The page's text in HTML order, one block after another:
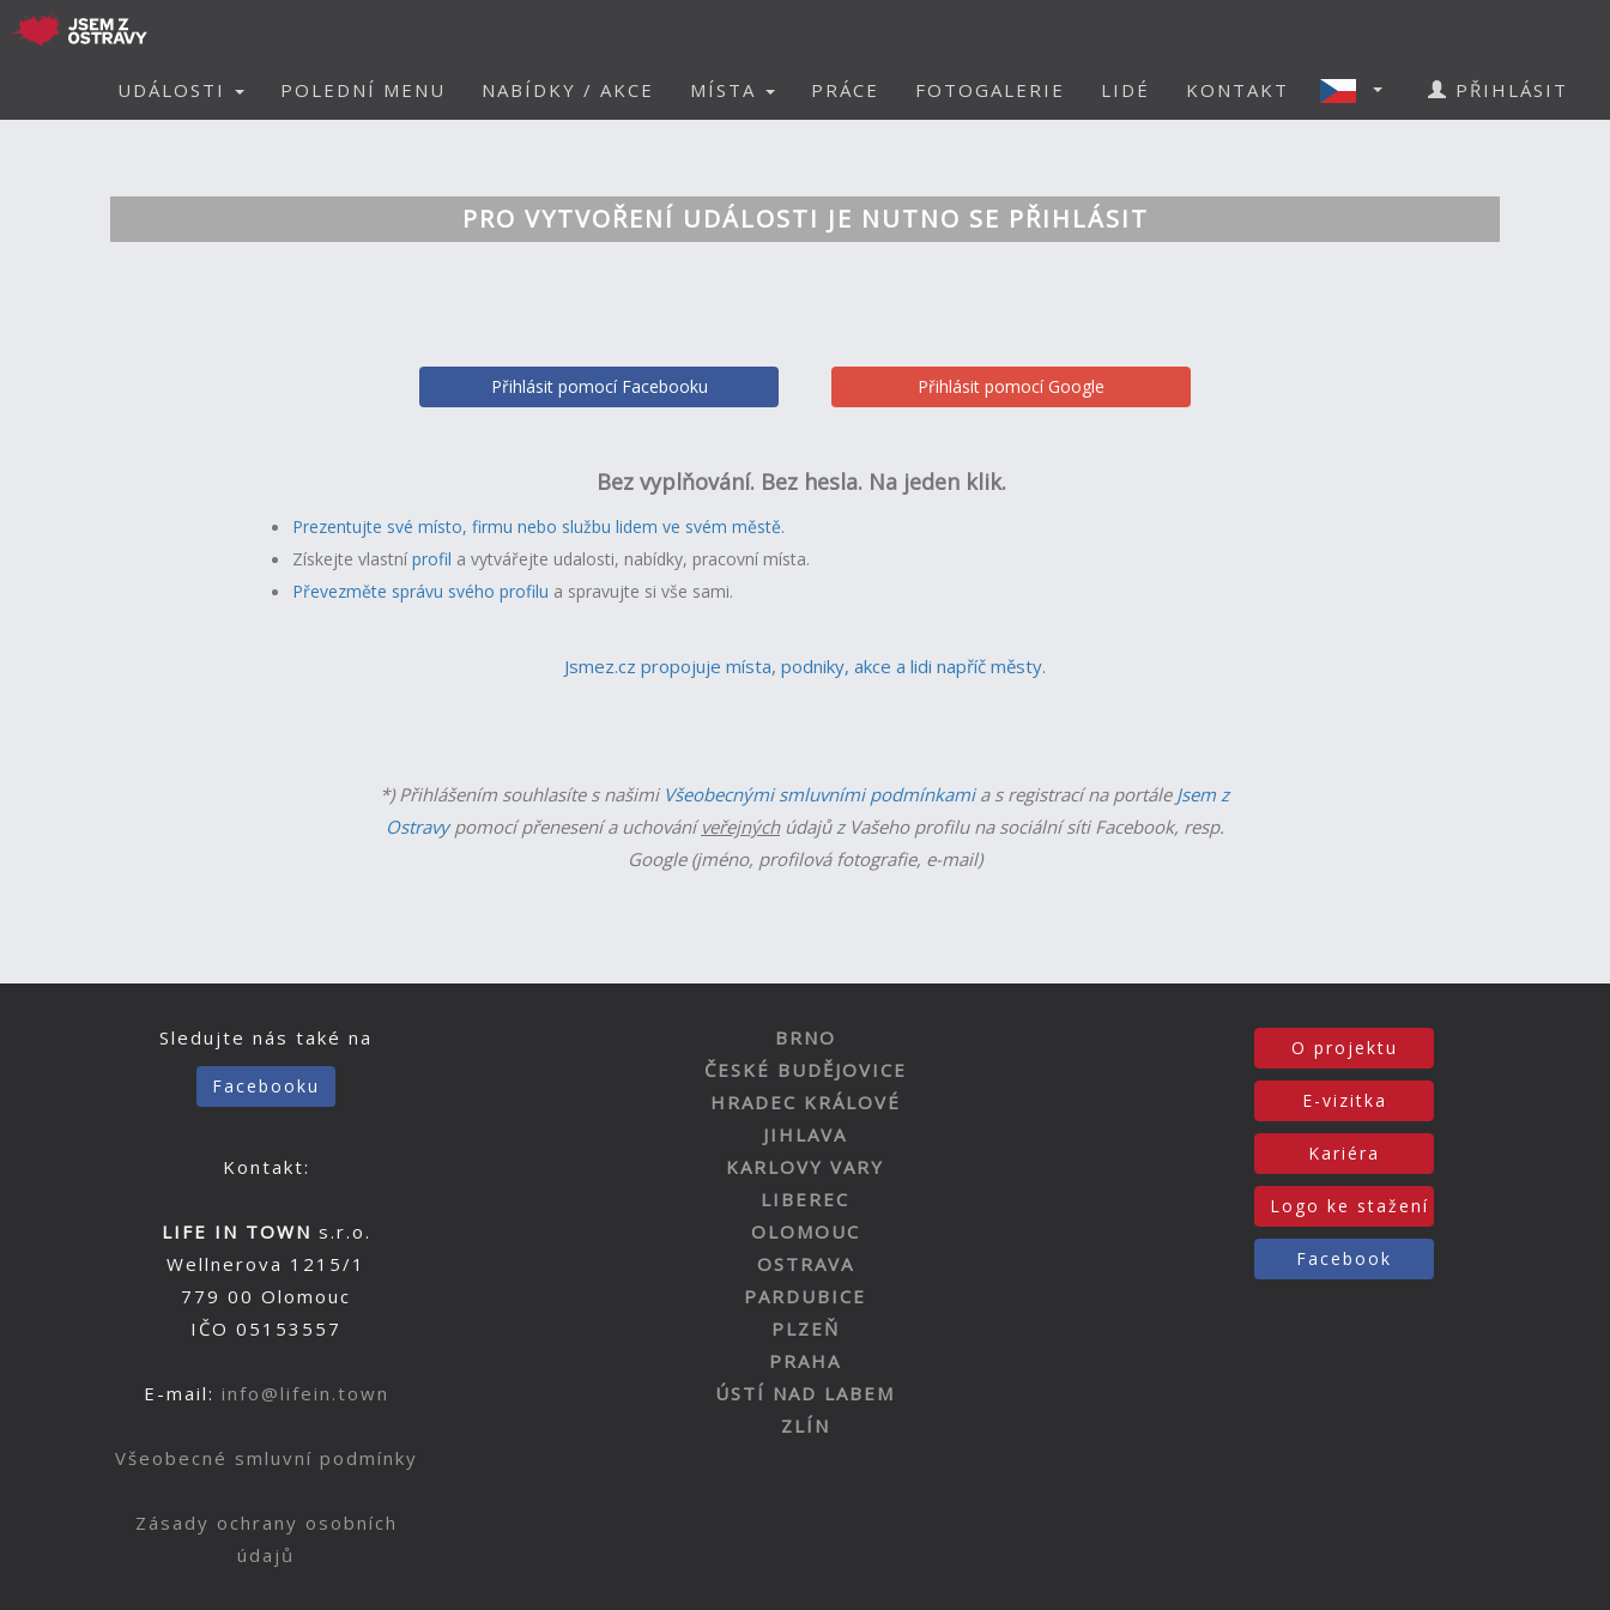
UDÁLOSTI POLEDNÍ MENU NABÍDKY / AKCE MÍSTA PRÁCE FOTOGALERIE LIDÉ KONTAKT PŘIHLÁSIT
PRO VYTVOŘENÍ UDÁLOSTI JE NUTNO SE PŘIHLÁSIT
Přihlásit pomocí Facebooku Přihlásit pomocí Google
Bez vyplňování. Bez hesla. Na jeden klik.
Prezentujte své místo, firmu nebo službu lidem ve svém městě.
Získejte vlastní profil a vytvářejte udalosti, nabídky, pracovní místa.
Převezměte správu svého profilu a spravujte si vše sami.
Jsmez.cz propojuje místa, podniky, akce a lidi napříč městy.
*) Přihlášením souhlasíte s našimi Všeobecnými smluvními podmínkamia s registrací na portále Jsem z
Ostravypomocí přenesení a uchováníveřejnýchúdajů z Vašeho profilu na sociální síti Facebook, resp.
Google (jméno, profilová fotografie, e-mail)
Sledujte nás také na
Facebooku
Kontakt:
LIFE IN TOWN s.r.o.
Wellnerova 1215/1
779 00 Olomouc
IČO 05153557
E-mail: info@lifein.town
Všeobecné smluvní podmínky
Zásady ochrany osobních
údajů
BRNO
ČESKÉ BUDĚJOVICE
HRADEC KRÁLOVÉ
JIHLAVA
KARLOVY VARY
LIBEREC
OLOMOUC
OSTRAVA
PARDUBICE
PLZEŇ
PRAHA
ÚSTÍ NAD LABEM
ZLÍN
O projektu
E-vizitka
Kariéra
Logo ke stažení
Facebook